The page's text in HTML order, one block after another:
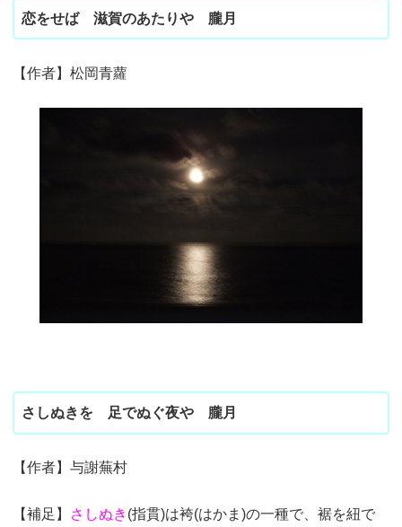
恋をせば 滋賀のあたりや 朧月
【作者】松岡青蘿
さしぬきを 足でぬぐ夜や 朧月
【作者】与謝蕪村
【補足】 さしぬき (指貫)は袴(はかま)の一種で、裾を紐で